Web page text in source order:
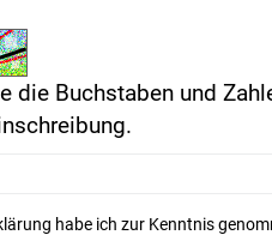
die Buchstaben und
habe ich zur Kenntnis